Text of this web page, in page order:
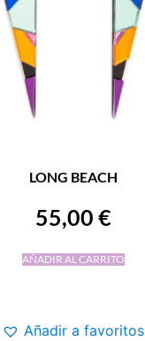
LONG BEACH
55,00 €
AÑADIR AL CARRITO
Añadir a favoritos